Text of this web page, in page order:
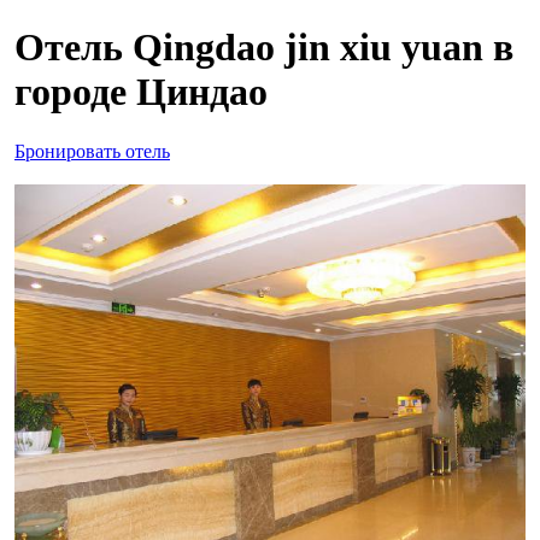
Отель Qingdao jin xiu yuan в
городе Циндао
Бронировать отель